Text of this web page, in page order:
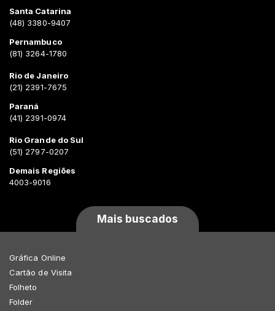
Santa Catarina
(48) 3380-9407
Pernambuco
(81) 3264-1780
Rio de Janeiro
(21) 2391-7675
Paraná
(41) 2391-0974
Rio Grande do Sul
(51) 2797-0207
Demais Regiões
4003-9016
Mais buscados
Gráfica Online
Cartão de Visita
Folheto
Folder